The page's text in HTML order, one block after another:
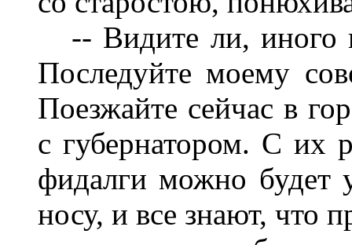
-- Видите ли, иного
Последуйте моему
Поезжайте сейчас в
с губернатором. С их
фидалги можно будет
носу, и все знают, что